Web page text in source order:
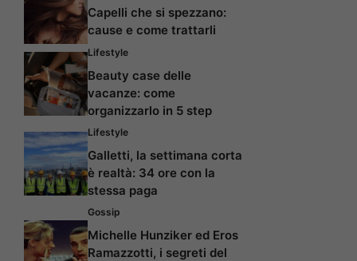
Capelli che si spezzano:
cause e come trattarli
Lifestyle
Beauty case delle
vacanze: come
organizzarlo in 5 step
Lifestyle
Galletti, la settimana corta
è realtà: 34 ore con la
stessa paga
Gossip
Michelle Hunziker ed Eros
Ramazzotti, i segreti del